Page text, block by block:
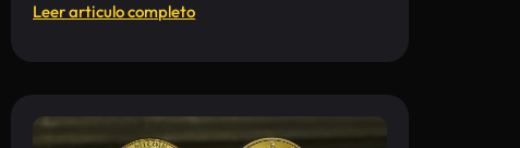
Leer articulo completo